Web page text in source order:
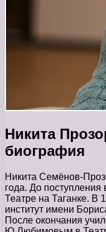
Никита
биография
Никита Семёнов-
года. До
Театре на Таганке. В
институт имени
После окончания